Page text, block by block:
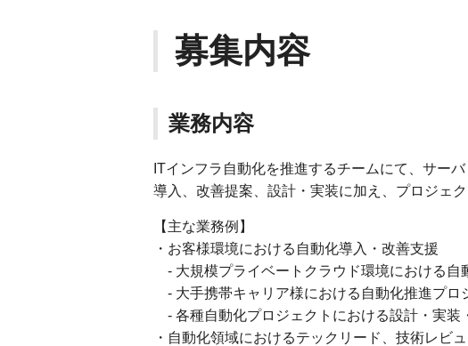
募集内容
業務内容
ITインフラ自動化を推進するチームにて、サー
導入、改善提案、設計・実装に加え、プロジェ
【主な業務例】
・お客様環境における自動化導入・改善支援
- 大規模プライベートクラウド環境における自
- 大手携帯キャリア様における自動化推進プロ
- 各種自動化プロジェクトにおける設計・実装
・自動化領域におけるテックリード、技術レビ